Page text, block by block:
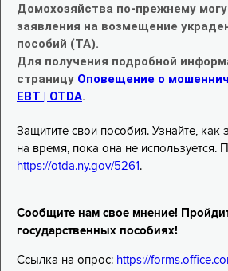
Домохозяйства по-прежнему
заявления на возмещение
пособий (TA).
Для получения подробной
страницу Оповещение о
EBT | OTDA.
Защитите свои пособия. Узнайте, как
на время, пока она не используется.
https://otda.ny.gov/5261 .
Сообщите нам свое мнение!
государственных пособиях!
Ссылка на опрос: https://